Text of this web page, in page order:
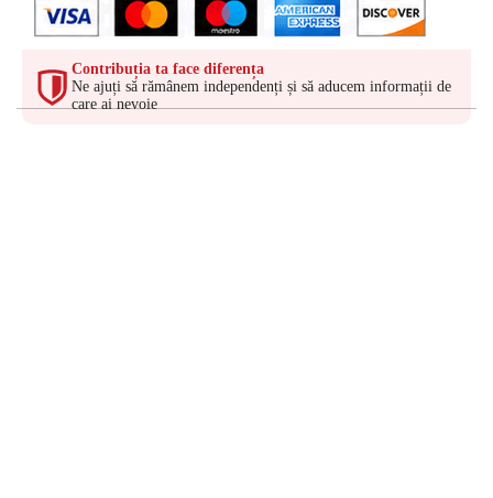
Contribuția ta face diferența
Ne ajuți să rămânem independenți și să aducem informații de
care ai nevoie